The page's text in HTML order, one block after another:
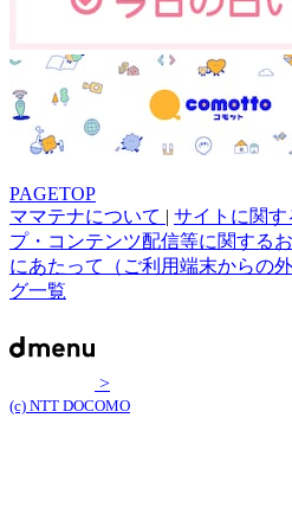
PAGETOP
ママテナについて | サイトに関
プ・コンテンツ配信等に関する
にあたって（ご利用端末からの
グ一覧
>
(c) NTT DOCOMO